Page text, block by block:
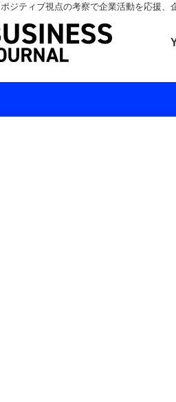
ポジティブ視点の考察で企業活動を応援、